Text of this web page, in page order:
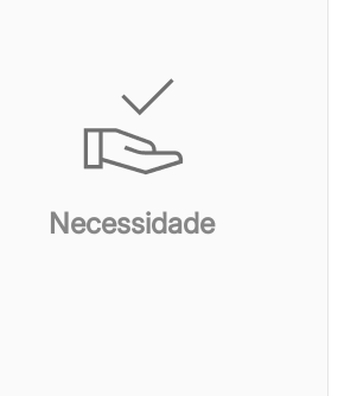
Necessidade